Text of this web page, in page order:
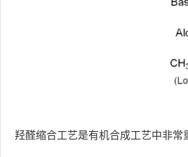
羟醛缩合工艺是有机合成工艺中非